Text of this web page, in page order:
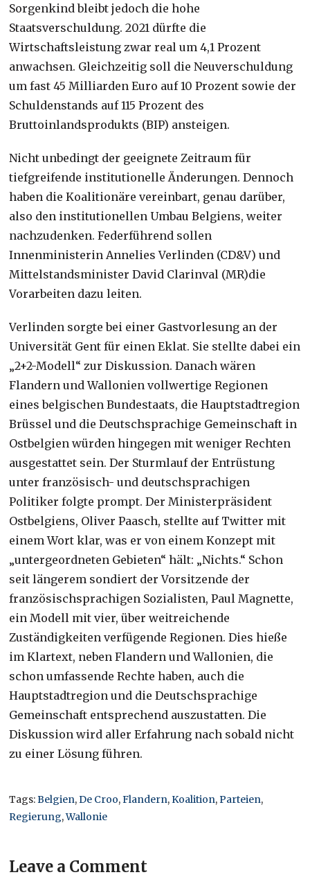
Sorgenkind bleibt jedoch die hohe
Staatsverschuldung. 2021 dürfte die
Wirtschaftsleistung zwar real um 4,1 Prozent
anwachsen. Gleichzeitig soll die Neuverschuldung
um fast 45 Milliarden Euro auf 10 Prozent sowie der
Schuldenstands auf 115 Prozent des
Bruttoinlandsprodukts (BIP) ansteigen.
Nicht unbedingt der geeignete Zeitraum für
tiefgreifende institutionelle Änderungen. Dennoch
haben die Koalitionäre vereinbart, genau darüber,
also den institutionellen Umbau Belgiens, weiter
nachzudenken. Federführend sollen
Innenministerin Annelies Verlinden (CD&V) und
Mittelstandsminister David Clarinval (MR)die
Vorarbeiten dazu leiten.
Verlinden sorgte bei einer Gastvorlesung an der
Universität Gent für einen Eklat. Sie stellte dabei ein
„2+2-Modell“ zur Diskussion. Danach wären
Flandern und Wallonien vollwertige Regionen
eines belgischen Bundestaats, die Hauptstadtregion
Brüssel und die Deutschsprachige Gemeinschaft in
Ostbelgien würden hingegen mit weniger Rechten
ausgestattet sein. Der Sturmlauf der Entrüstung
unter französisch- und deutschsprachigen
Politiker folgte prompt. Der Ministerpräsident
Ostbelgiens, Oliver Paasch, stellte auf Twitter mit
einem Wort klar, was er von einem Konzept mit
„untergeordneten Gebieten“ hält: „Nichts.“ Schon
seit längerem sondiert der Vorsitzende der
französischsprachigen Sozialisten, Paul Magnette,
ein Modell mit vier, über weitreichende
Zuständigkeiten verfügende Regionen. Dies hieße
im Klartext, neben Flandern und Wallonien, die
schon umfassende Rechte haben, auch die
Hauptstadtregion und die Deutschsprachige
Gemeinschaft entsprechend auszustatten. Die
Diskussion wird aller Erfahrung nach sobald nicht
zu einer Lösung führen.
Tags:Belgien,De Croo,Flandern,Koalition,Parteien,
Regierung,Wallonie
Leave a Comment